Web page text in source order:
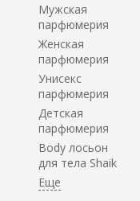
Мужская
парфюмерия
Женская
парфюмерия
Унисекс
парфюмерия
Детская
парфюмерия
Body лосьон
для тела Shaik